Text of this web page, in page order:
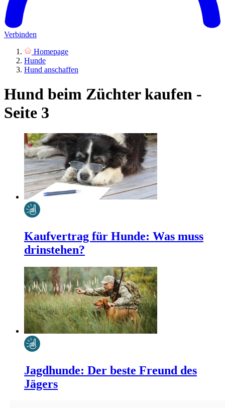
Verbinden
Homepage
Hunde
Hund anschaffen
Hund beim Züchter kaufen -
Seite 3
Kaufvertrag für Hunde: Was muss
drinstehen?
Jagdhunde: Der beste Freund des
Jägers